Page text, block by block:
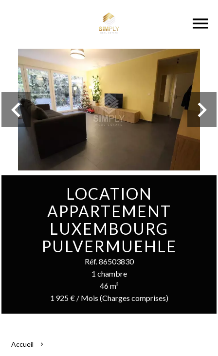
LOCATION
APPARTEMENT
LUXEMBOURG
PULVERMUEHLE
Réf. 86503830
1 chambre
46 m²
1 925 € / Mois (Charges comprises)
Accueil